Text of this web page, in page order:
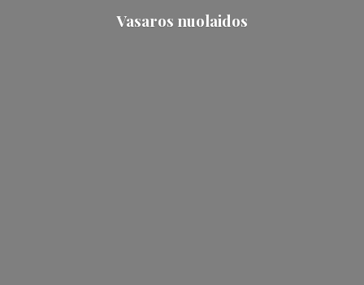
Vasaros nuolaidos